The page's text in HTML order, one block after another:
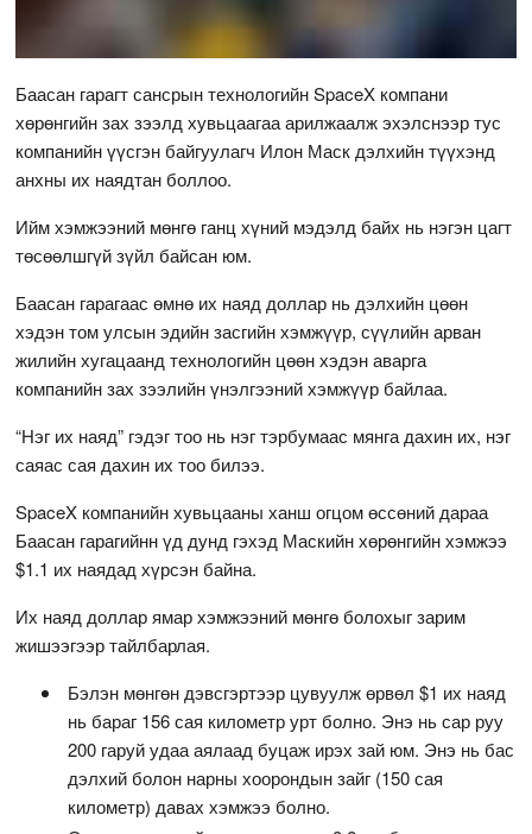
Баасан гарагт сансрын технологийн SpaceX компани
хөрөнгийн зах зээлд хувьцаагаа арилжаалж эхэлснээр тус
компанийн үүсгэн байгуулагч Илон Маск дэлхийн түүхэнд
анхны их наядтан боллоо.
Ийм хэмжээний мөнгө ганц хүний мэдэлд байх нь нэгэн цагт
төсөөлшгүй зүйл байсан юм.
Баасан гарагаас өмнө их наяд доллар нь дэлхийн цөөн
хэдэн том улсын эдийн засгийн хэмжүүр, сүүлийн арван
жилийн хугацаанд технологийн цөөн хэдэн аварга
компанийн зах зээлийн үнэлгээний хэмжүүр байлаа.
“Нэг их наяд” гэдэг тоо нь нэг тэрбумаас мянга дахин их, нэг
саяас сая дахин их тоо билээ.
SpaceX компанийн хувьцааны ханш огцом өссөний дараа
Баасан гарагийнн үд дунд гэхэд Маскийн хөрөнгийн хэмжээ
$1.1 их наядад хүрсэн байна.
Их наяд доллар ямар хэмжээний мөнгө болохыг зарим
жишээгээр тайлбарлая.
Бэлэн мөнгөн дэвсгэртээр цувуулж өрвөл $1 их наяд
нь бараг 156 сая километр урт болно. Энэ нь сар руу
200 гаруй удаа аялаад буцаж ирэх зай юм. Энэ нь бас
дэлхий болон нарны хоорондын зайг (150 сая
километр) давах хэмжээ болно.